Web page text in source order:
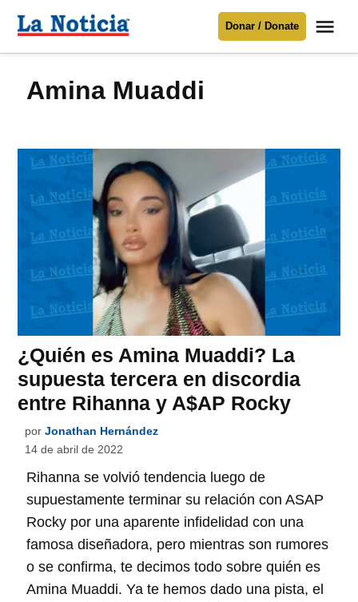
Para mantenerte informado necesitamos
contenido
Noticia
Donar / Donate
Amina Muaddi
¿Quién es Amina Muaddi? La
supuesta tercera en discordia
entre Rihanna y A$AP Rocky
por Jonathan Hernández
14 de abril de 2022
Rihanna se volvió tendencia luego de
supuestamente terminar su relación con ASAP
Rocky por una aparente infidelidad con una
famosa diseñadora, pero mientras son rumores
o se confirma, te decimos todo sobre quién es
Amina Muaddi. Ya te hemos dado una pista, el